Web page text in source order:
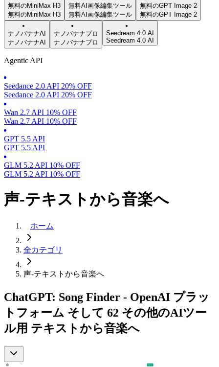
無料のMiniMax H3
無料のMiniMax H3
無料AI画像編集ツール
無料AI画像編集ツール
無料のGPT Image 2
無料のGPT Image 2
ナノバナナAI
ナノバナナAI
ナノバナナプロ
ナノバナナプロ
Seedream 4.0 AI
Seedream 4.0 AI
Agentic API
Seedance 2.0 API 20% OFF
Seedance 2.0 API 20% OFF
Wan 2.7 API 10% OFF
Wan 2.7 API 10% OFF
GPT 5.5 API
GPT 5.5 API
GLM 5.2 API 10% OFF
GLM 5.2 API 10% OFF
声-テキストから音楽へ
ホーム
全カテゴリ
声-テキストから音楽へ
ChatGPT: Song Finder - OpenAI プラッ
トフォーム そして 62 その他のAIツー
ル用 テキストから音楽へ